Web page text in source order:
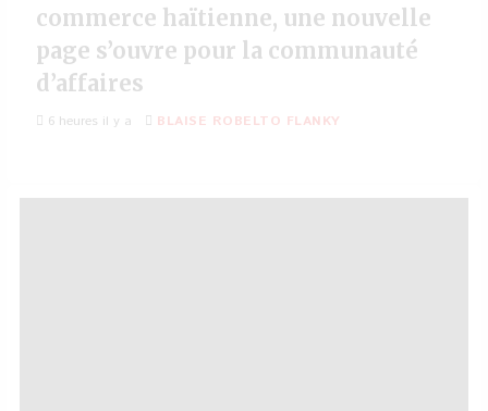
commerce haïtienne, une nouvelle
page s’ouvre pour la communauté
d’affaires
6 heures il y a BLAISE ROBELTO FLANKY